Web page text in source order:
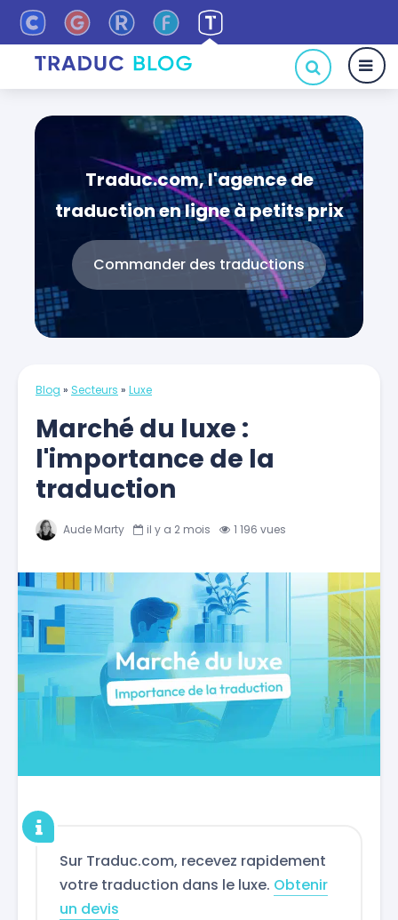
Traduc.com, l'agence de
traduction en ligne à petits prix
Commander des traductions
Blog » Secteurs » Luxe
Marché du luxe :
l'importance de la
traduction
Aude Marty il y a 2 mois 1 196 vues
Sur Traduc.com, recevez rapidement
votre traduction dans le luxe. Obtenir
un devis